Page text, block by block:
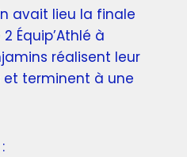
avait lieu la finale
Équip’Athlé à
réalisent leur
terminent à une